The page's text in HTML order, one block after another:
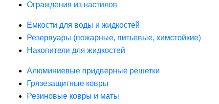
Ограждения из настилов
Ёмкости для воды и жидкостей
Резервуары (пожарные, питьевые, химстойкие)
Накопители для жидкостей
Алюминиевые придверные решетки
Грязезащитные ковры
Резиновые ковры и маты